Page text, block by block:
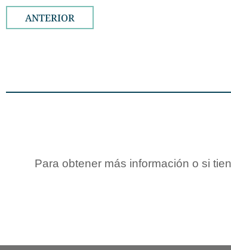
ANTERIOR
Para obtener más información o si